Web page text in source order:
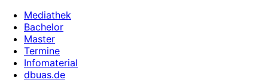
Mediathek
Bachelor
Master
Termine
Infomaterial
dbuas.de